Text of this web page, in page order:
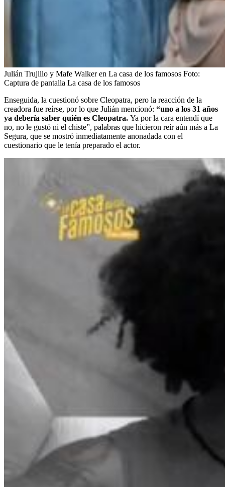
Julián Trujillo y Mafe Walker en La casa de los famosos Foto:
Captura de pantalla La casa de los famosos
Enseguida, la cuestionó sobre Cleopatra, pero la reacción de la
creadora fue reírse, por lo que Julián mencionó: “uno a los 31 años
ya debería saber quién es Cleopatra. Ya por la cara entendí que
no, no le gustó ni el chiste”, palabras que hicieron reír aún más a La
Segura, que se mostró inmediatamente anonadada con el
cuestionario que le tenía preparado el actor.